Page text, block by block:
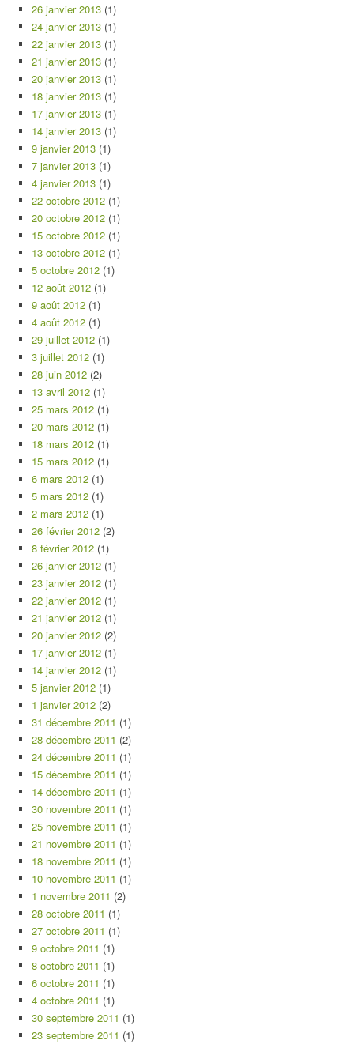
26 janvier 2013 (1)
24 janvier 2013 (1)
22 janvier 2013 (1)
21 janvier 2013 (1)
20 janvier 2013 (1)
18 janvier 2013 (1)
17 janvier 2013 (1)
14 janvier 2013 (1)
9 janvier 2013 (1)
7 janvier 2013 (1)
4 janvier 2013 (1)
22 octobre 2012 (1)
20 octobre 2012 (1)
15 octobre 2012 (1)
13 octobre 2012 (1)
5 octobre 2012 (1)
12 août 2012 (1)
9 août 2012 (1)
4 août 2012 (1)
29 juillet 2012 (1)
3 juillet 2012 (1)
28 juin 2012 (2)
13 avril 2012 (1)
25 mars 2012 (1)
20 mars 2012 (1)
18 mars 2012 (1)
15 mars 2012 (1)
6 mars 2012 (1)
5 mars 2012 (1)
2 mars 2012 (1)
26 février 2012 (2)
8 février 2012 (1)
26 janvier 2012 (1)
23 janvier 2012 (1)
22 janvier 2012 (1)
21 janvier 2012 (1)
20 janvier 2012 (2)
17 janvier 2012 (1)
14 janvier 2012 (1)
5 janvier 2012 (1)
1 janvier 2012 (2)
31 décembre 2011 (1)
28 décembre 2011 (2)
24 décembre 2011 (1)
15 décembre 2011 (1)
14 décembre 2011 (1)
30 novembre 2011 (1)
25 novembre 2011 (1)
21 novembre 2011 (1)
18 novembre 2011 (1)
10 novembre 2011 (1)
1 novembre 2011 (2)
28 octobre 2011 (1)
27 octobre 2011 (1)
9 octobre 2011 (1)
8 octobre 2011 (1)
6 octobre 2011 (1)
4 octobre 2011 (1)
30 septembre 2011 (1)
23 septembre 2011 (1)